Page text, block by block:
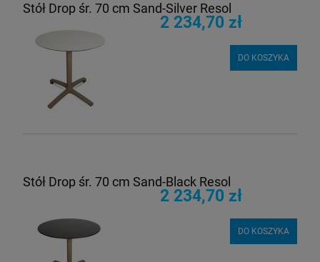
Stół Drop śr. 70 cm Sand-Silver Resol
2 234,70 zł
DO KOSZYKA
Stół Drop śr. 70 cm Sand-Black Resol
2 234,70 zł
DO KOSZYKA